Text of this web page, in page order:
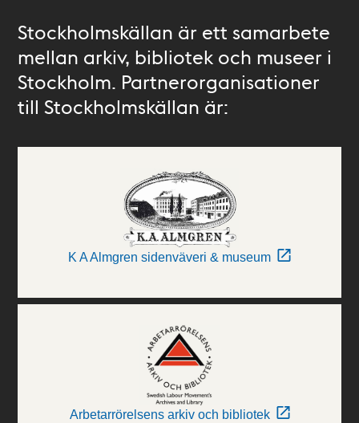
Stockholmskällan är ett samarbete
mellan arkiv, bibliotek och museer i
Stockholm. Partnerorganisationer
till Stockholmskällan är:
K A Almgren sidenväveri & museum
Arbetarrörelsens arkiv och bibliotek